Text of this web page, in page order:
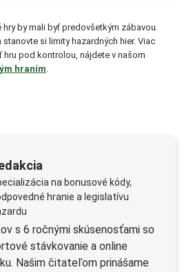
by mali byť predovšetkým zábavou.
si limity hazardných hier. Viac
hru pod kontrolou, nájdete v našom
hraním.
na bonusové kódy,
hranie a legislatívu
s 6 ročnými skúsenosťami so
stávkovanie a online
Našim čitateľom prinášame